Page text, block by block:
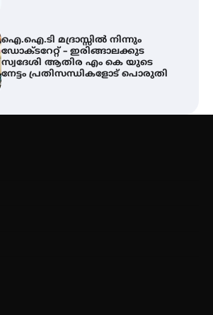
ഐ.ഐ.ടി മദ്രാസ്സിൽ നിന്നും
ഡോക്ടറേറ്റ് – ഇരിങ്ങാലക്കുട
സ്വദേശി ആതിര എം കെ യുടെ
നേട്ടം പ്രതിസന്ധികളോട് പൊരുതി